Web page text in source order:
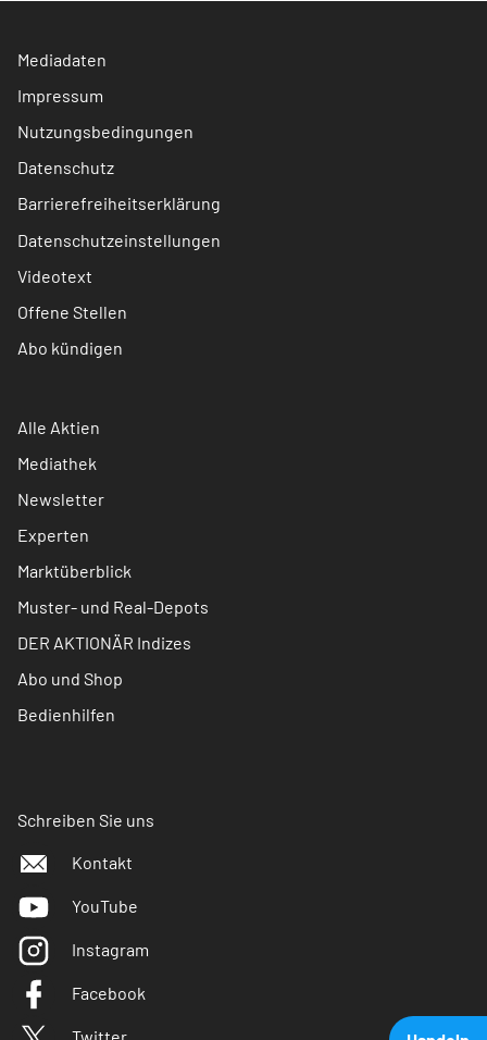
Mediadaten
Impressum
Nutzungsbedingungen
Datenschutz
Barrierefreiheitserklärung
Datenschutzeinstellungen
Videotext
Offene Stellen
Abo kündigen
Alle Aktien
Mediathek
Newsletter
Experten
Marktüberblick
Muster- und Real-Depots
DER AKTIONÄR Indizes
Abo und Shop
Bedienhilfen
Schreiben Sie uns
Kontakt
YouTube
Instagram
Facebook